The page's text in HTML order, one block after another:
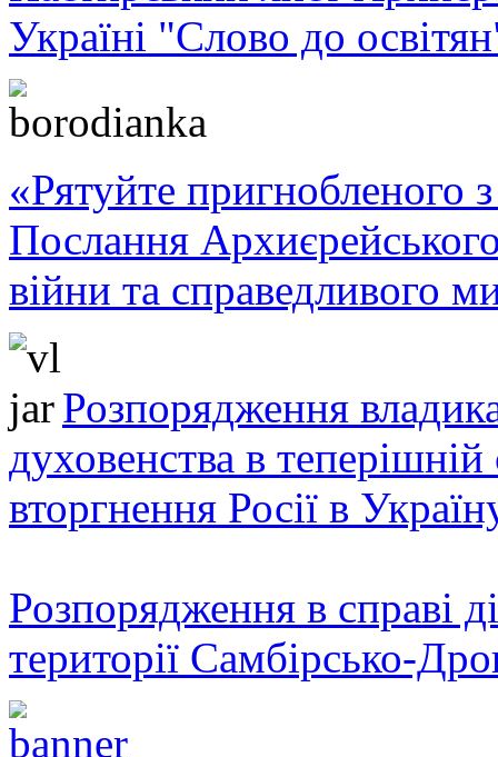
Україні "Слово до
«Рятуйте пригнобленого
Послання
війни та справедливого
Розпорядження
духовенства в теперішній
вторгнення Росії в
Розпорядження в справі
території Самбірсько-